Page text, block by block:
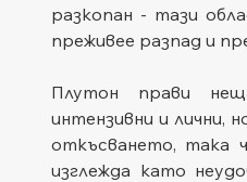
разкопан - тази
преживее разпад и
Плутон прави
интензивни и лични,
откъсването, така
изглежда като